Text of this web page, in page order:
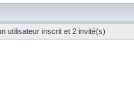
utilisateur inscrit et 2 invité(s)